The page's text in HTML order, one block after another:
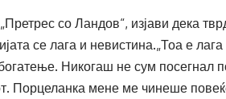
со Ландов“, изјави дека
се лага и невистина.„Тоа е
Никогаш не сум посегнал
Порцеланка мене ме чинеше